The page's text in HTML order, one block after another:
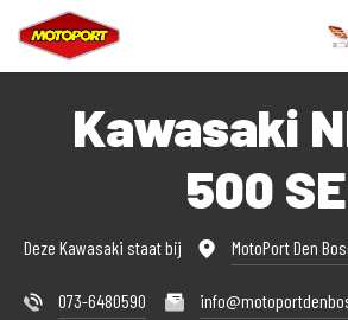
Kawasaki
500 SE
Deze Kawasaki staat bij MotoPort Den
073-6480590